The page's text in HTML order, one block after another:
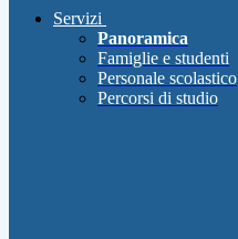
Servizi
Panoramica
Famiglie e studenti
Personale scolastico
Percorsi di studio